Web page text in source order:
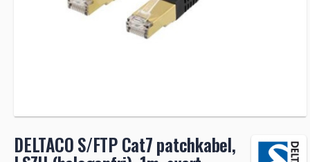
DELTACO S/FTP Cat7 patchkabel,